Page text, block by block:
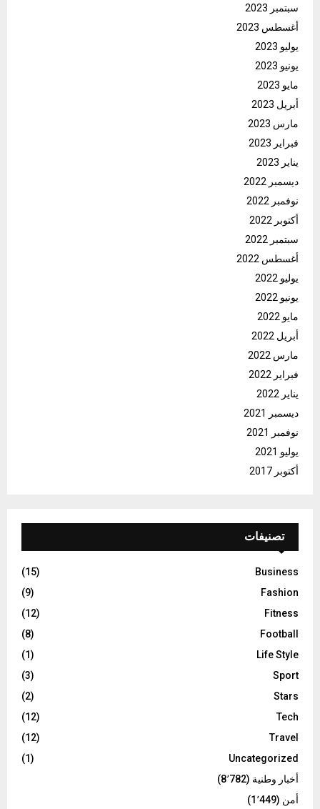
سبتمبر 2023
أغسطس 2023
يوليو 2023
يونيو 2023
مايو 2023
أبريل 2023
مارس 2023
فبراير 2023
يناير 2023
ديسمبر 2022
نوفمبر 2022
أكتوبر 2022
سبتمبر 2022
أغسطس 2022
يوليو 2022
يونيو 2022
مايو 2022
أبريل 2022
مارس 2022
فبراير 2022
يناير 2022
ديسمبر 2021
نوفمبر 2021
يوليو 2021
أكتوبر 2017
تصنيفات
Business
(15)
Fashion
(9)
Fitness
(12)
Football
(8)
Life Style
(1)
Sport
(3)
Stars
(2)
Tech
(12)
Travel
(12)
Uncategorized
(1)
أخبار وطنية (8٬782)
أمن (1٬449)